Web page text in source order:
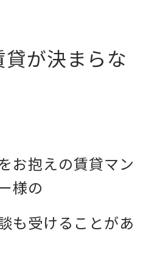
が決まらな
お抱えの賃貸マン
様の
も受けることがあ